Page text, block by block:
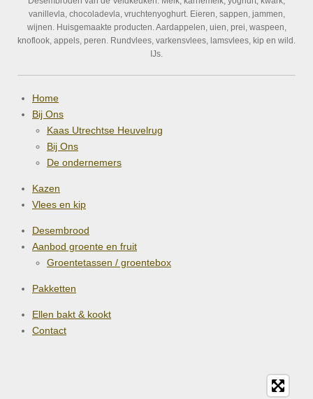
vanillevla, chocoladevla, vruchtenyoghurt. Eieren, sappen, jammen,
wijnen. Huisgemaakte producten. Aardappelen, uien, prei, waspeen,
knoflook, appels, peren. Rundvlees, varkensvlees, lamsvlees, kip en wild.
IJs.
Home
Bij Ons
Kaas Utrechtse Heuvelrug
Bij Ons
De ondernemers
Kazen
Vlees en kip
Desembrood
Aanbod groente en fruit
Groentetassen / groentebox
Pakketten
Ellen bakt & kookt
Contact